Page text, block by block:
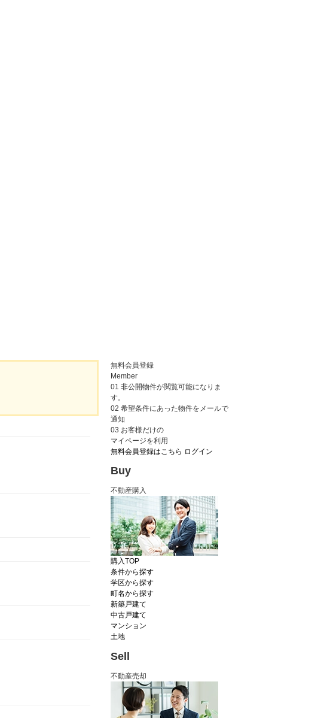
無料会員登録
Member
01 非公開物件が閲覧可能になりま
す。
02 希望条件にあった物件をメールで
通知
03 お客様だけの
マイページを利用
無料会員登録はこちら ログイン
Buy
不動産購入
購入TOP
条件から探す
学区から探す
町名から探す
新築戸建て
中古戸建て
マンション
土地
Sell
不動産売却